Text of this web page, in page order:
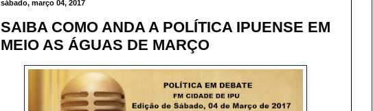
sábado, março 04, 2017
SAIBA COMO ANDA A POLÍTICA IPUENSE EM
MEIO AS ÁGUAS DE MARÇO